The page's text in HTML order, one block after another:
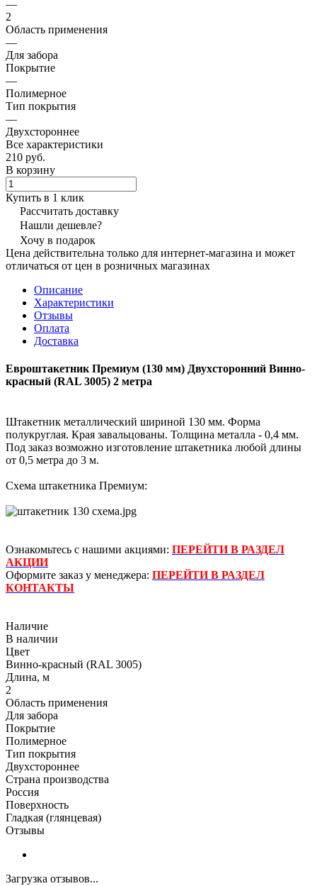
—
2
Область применения
—
Для забора
Покрытие
—
Полимерное
Тип покрытия
—
Двухстороннее
Все характеристики
210 руб.
В корзину
Купить в 1 клик
Рассчитать доставку
Нашли дешевле?
Хочу в подарок
Цена действительна только для интернет-магазина и может
отличаться от цен в розничных магазинах
Описание
Характеристики
Отзывы
Оплата
Доставка
Евроштакетник Премиум (130 мм) Двухсторонний Винно-
красный (RAL 3005) 2 метра
Штакетник металлический шириной 130 мм. Форма
полукруглая. Края завальцованы. Толщина металла - 0,4 мм.
Под заказ возможно изготовление штакетника любой длины
от 0,5 метра до 3 м.
Схема штакетника Премиум:
Ознакомьтесь с нашими акциями: ПЕРЕЙТИ В РАЗДЕЛ
АКЦИИ
Оформите заказ у менеджера: ПЕРЕЙТИ В РАЗДЕЛ
КОНТАКТЫ
Наличие
В наличии
Цвет
Винно-красный (RAL 3005)
Длина, м
2
Область применения
Для забора
Покрытие
Полимерное
Тип покрытия
Двухстороннее
Страна производства
Россия
Поверхность
Гладкая (глянцевая)
Отзывы
Загрузка отзывов...